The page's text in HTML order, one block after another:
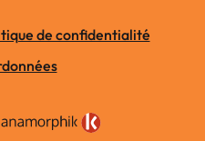
de confidentialité